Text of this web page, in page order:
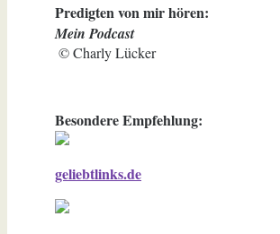
Predigten von mir hören:
Mein Podcast
© Charly Lücker
Besondere Empfehlung:
geliebtlinks.de